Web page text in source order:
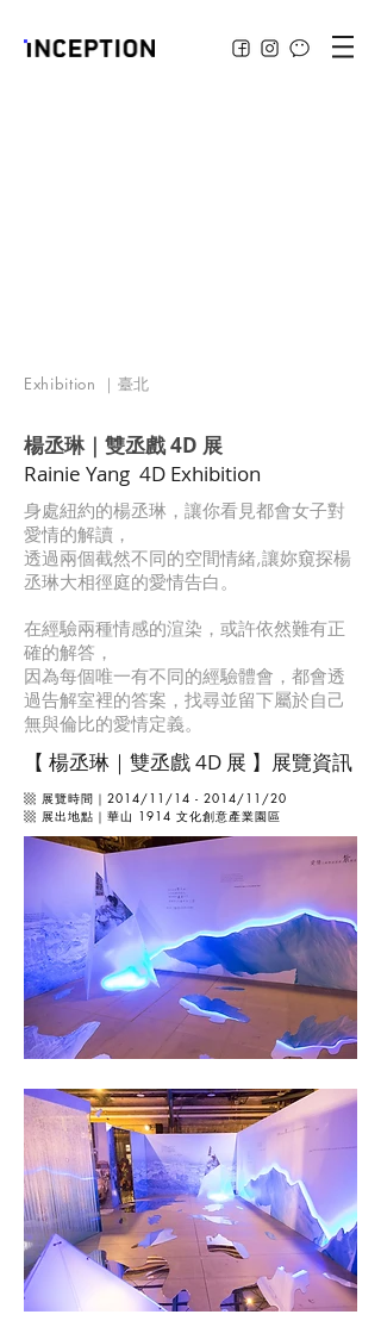
Exhibition ｜臺北
楊丞琳｜雙丞戲 4D 展
Rainie Yang 4D Exhibition
身處紐約的楊丞琳，讓你看見都會女子對
愛情的解讀，
透過兩個截然不同的空間情緒,讓妳窺探楊
丞琳大相徑庭的愛情告白。
在經驗兩種情感的渲染，或許依然難有正
確的解答，
因為每個唯一有不同的經驗體會，都會透
過告解室裡的答案，找尋並留下屬於自己
無與倫比的愛情定義。
【 楊丞琳｜雙丞戲 4D 展 】展覽資訊
▩ 展覽時間｜ 2014/11/14 - 2014/11/20
▩ 展出地點｜華山 1914 文化創意產業園區